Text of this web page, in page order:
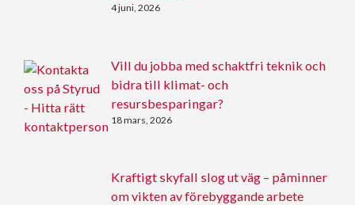
4 juni, 2026
Vill du jobba med schaktfri teknik och
bidra till klimat- och
resursbesparingar?
18 mars, 2026
Kraftigt skyfall slog ut väg – påminner
om vikten av förebyggande arbete